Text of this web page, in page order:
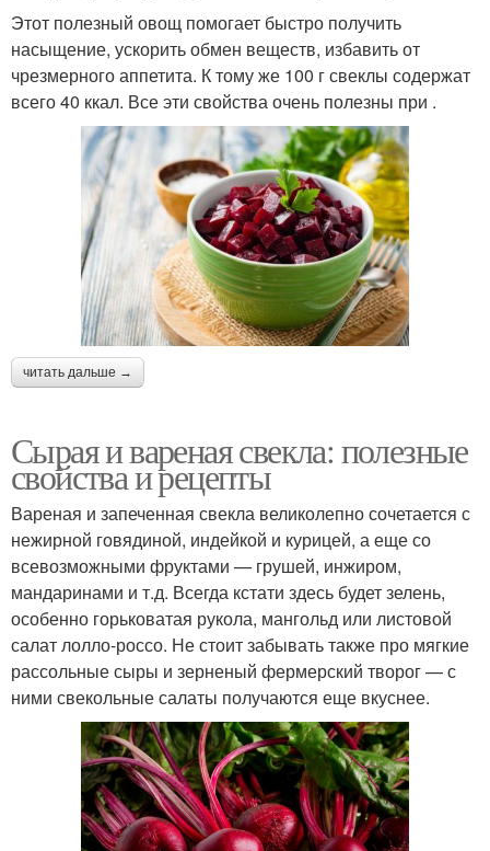
Этот полезный овощ помогает быстро получить
насыщение, ускорить обмен веществ, избавить от
чрезмерного аппетита. К тому же 100 г свеклы содержат
всего 40 ккал. Все эти свойства очень полезны при .
читать дальше →
Сырая и вареная свекла: полезные
свойства и рецепты
Вареная и запеченная свекла великолепно сочетается с
нежирной говядиной, индейкой и курицей, а еще со
всевозможными фруктами — грушей, инжиром,
мандаринами и т.д. Всегда кстати здесь будет зелень,
особенно горьковатая рукола, мангольд или листовой
салат лолло-россо. Не стоит забывать также про мягкие
рассольные сыры и зерненый фермерский творог — с
ними свекольные салаты получаются еще вкуснее.